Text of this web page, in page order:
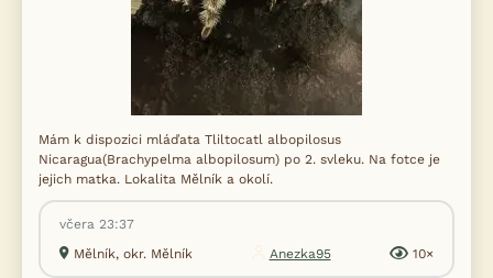
Mám k dispozici mláďata Tliltocatl albopilosus
Nicaragua(Brachypelma albopilosum) po 2. svleku. Na fotce je
jejich matka. Lokalita Mělník a okolí.
včera 23:37
Mělník, okr. Mělník
Anezka95 10×